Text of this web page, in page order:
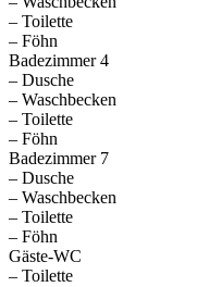
– Toilette
– Föhn
Badezimmer 4
– Dusche
– Waschbecken
– Toilette
– Föhn
Badezimmer 7
– Dusche
– Waschbecken
– Toilette
– Föhn
Gäste-WC
– Toilette